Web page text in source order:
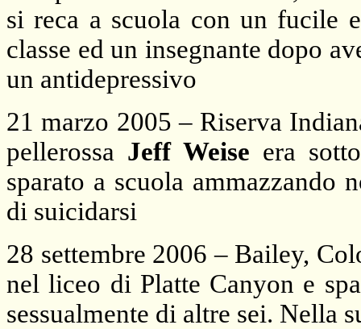
si reca a scuola con un fucile
classe ed un insegnante dopo
un antidepressivo
21 marzo 2005 – Riserva
pellerossa Jeff Weise era
sparato a scuola ammazzando
di suicidarsi
28 settembre 2006 – Bailey,
nel liceo di Platte Canyon e
sessualmente di altre sei. Nella